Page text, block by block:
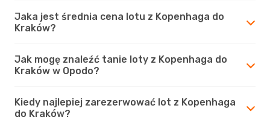
Jaka jest średnia cena lotu z Kopenhaga do
Kraków?
Jak mogę znaleźć tanie loty z Kopenhaga do
Kraków w Opodo?
Kiedy najlepiej zarezerwować lot z Kopenhaga
do Kraków?